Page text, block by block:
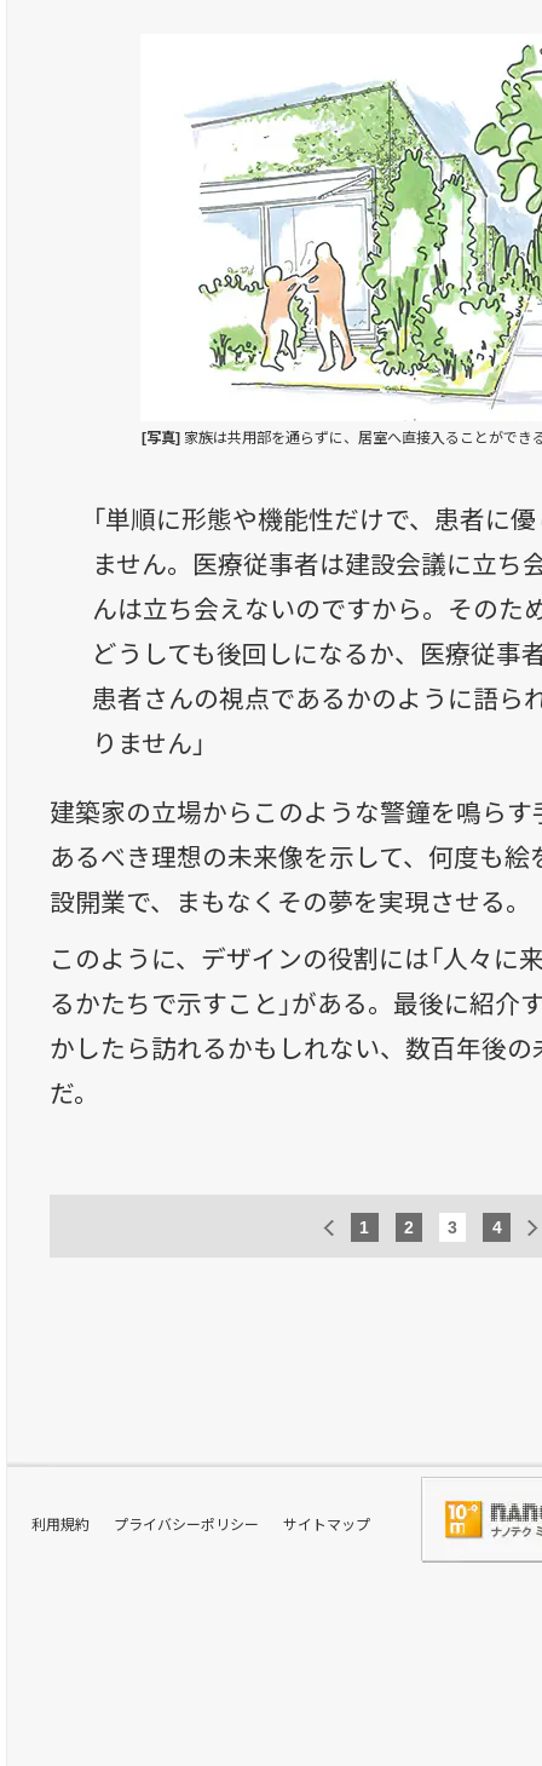
[写真] 家族は共用部を通らずに、居室へ直接入ることができ
「単順に形態や機能性だけで、患者に
ません。医療従事者は建設会議に立ち
んは立ち会えないのですから。そのた
どうしても後回しになるか、医療従事
患者さんの視点であるかのように語ら
りません」
建築家の立場からこのような警鐘を鳴ら
あるべき理想の未来像を示して、何度も
設開業で、まもなくその夢を実現させる。
このように、デザインの役割には「人々に
るかたちで示すこと」がある。最後に紹介
かしたら訪れるかもしれない、数百年後
だ。
1 2 3 4
利用規約 プライバシーポリシー サイトマップ